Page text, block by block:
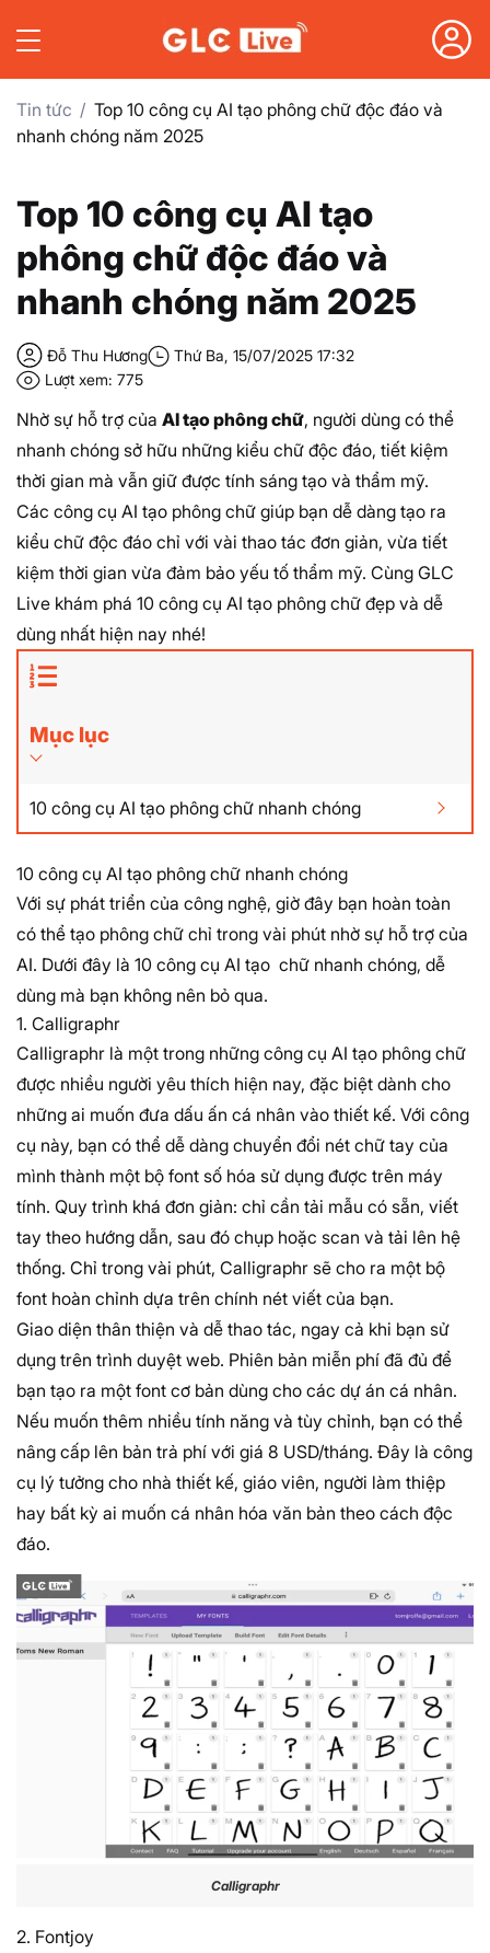
Tin tức
Top 10 công cụ AI tạo phông chữ độc đáo và
nhanh chóng năm 2025
Top 10 công cụ AI tạo
phông chữ độc đáo và
nhanh chóng năm 2025
Đỗ Thu Hương
Thứ Ba, 15/07/2025 17:32
Lượt xem: 775
Nhờ sự hỗ trợ của AI tạo phông chữ, người dùng có thể
nhanh chóng sở hữu những kiểu chữ độc đáo, tiết kiệm
thời gian mà vẫn giữ được tính sáng tạo và thẩm mỹ.
Các công cụ AI tạo phông chữ giúp bạn dễ dàng tạo ra
kiểu chữ độc đáo chỉ với vài thao tác đơn giản, vừa tiết
kiệm thời gian vừa đảm bảo yếu tố thẩm mỹ. Cùng GLC
Live khám phá 10 công cụ AI tạo phông chữ đẹp và dễ
dùng nhất hiện nay nhé!
Mục lục
10 công cụ AI tạo phông chữ nhanh chóng
10 công cụ AI tạo phông chữ nhanh chóng
Với sự phát triển của công nghệ, giờ đây bạn hoàn toàn
có thể tạo phông chữ chỉ trong vài phút nhờ sự hỗ trợ của
AI. Dưới đây là 10 công cụ AI tạo chữ nhanh chóng, dễ
dùng mà bạn không nên bỏ qua.
1. Calligraphr
Calligraphr là một trong những công cụ AI tạo phông chữ
được nhiều người yêu thích hiện nay, đặc biệt dành cho
những ai muốn đưa dấu ấn cá nhân vào thiết kế. Với công
cụ này, bạn có thể dễ dàng chuyển đổi nét chữ tay của
mình thành một bộ font số hóa sử dụng được trên máy
tính. Quy trình khá đơn giản: chỉ cần tải mẫu có sẵn, viết
tay theo hướng dẫn, sau đó chụp hoặc scan và tải lên hệ
thống. Chỉ trong vài phút, Calligraphr sẽ cho ra một bộ
font hoàn chỉnh dựa trên chính nét viết của bạn.
Giao diện thân thiện và dễ thao tác, ngay cả khi bạn sử
dụng trên trình duyệt web. Phiên bản miễn phí đã đủ để
bạn tạo ra một font cơ bản dùng cho các dự án cá nhân.
Nếu muốn thêm nhiều tính năng và tùy chỉnh, bạn có thể
nâng cấp lên bản trả phí với giá 8 USD/tháng. Đây là công
cụ lý tưởng cho nhà thiết kế, giáo viên, người làm thiệp
hay bất kỳ ai muốn cá nhân hóa văn bản theo cách độc
đáo.
Calligraphr
2. Fontjoy